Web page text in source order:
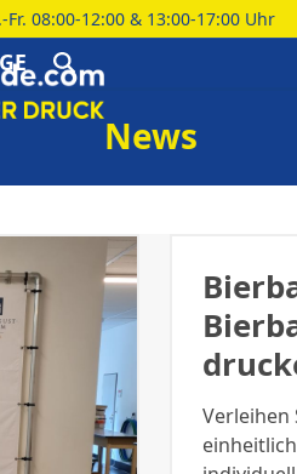
Fr. 08:00-12:00 & 13:00-17:00 Uhr
News
Verleihen